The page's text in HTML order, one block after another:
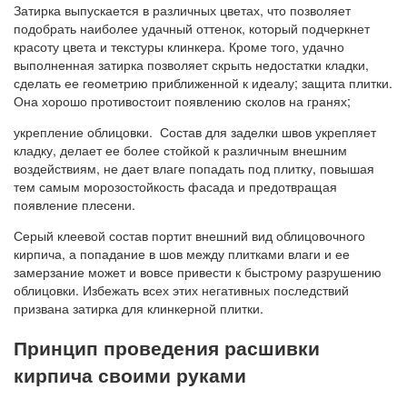
Затирка выпускается в различных цветах, что позволяет
подобрать наиболее удачный оттенок, который подчеркнет
красоту цвета и текстуры клинкера. Кроме того, удачно
выполненная затирка позволяет скрыть недостатки кладки,
сделать ее геометрию приближенной к идеалу; защита плитки.
Она хорошо противостоит появлению сколов на гранях;
укрепление облицовки. Состав для заделки швов укрепляет
кладку, делает ее более стойкой к различным внешним
воздействиям, не дает влаге попадать под плитку, повышая
тем самым морозостойкость фасада и предотвращая
появление плесени.
Серый клеевой состав портит внешний вид облицовочного
кирпича, а попадание в шов между плитками влаги и ее
замерзание может и вовсе привести к быстрому разрушению
облицовки. Избежать всех этих негативных последствий
призвана затирка для клинкерной плитки.
Принцип проведения расшивки
кирпича своими руками